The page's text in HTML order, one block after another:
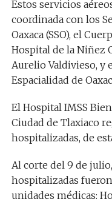
Estos servicios
coordinada con los
Oaxaca (SSO), el
Hospital de la Niñez
Aurelio Valdivieso, y
Espacialidad de
El Hospital IMSS
Ciudad de Tlaxiaco
hospitalizadas, de
Al corte del 9 de
hospitalizadas
unidades médicas: